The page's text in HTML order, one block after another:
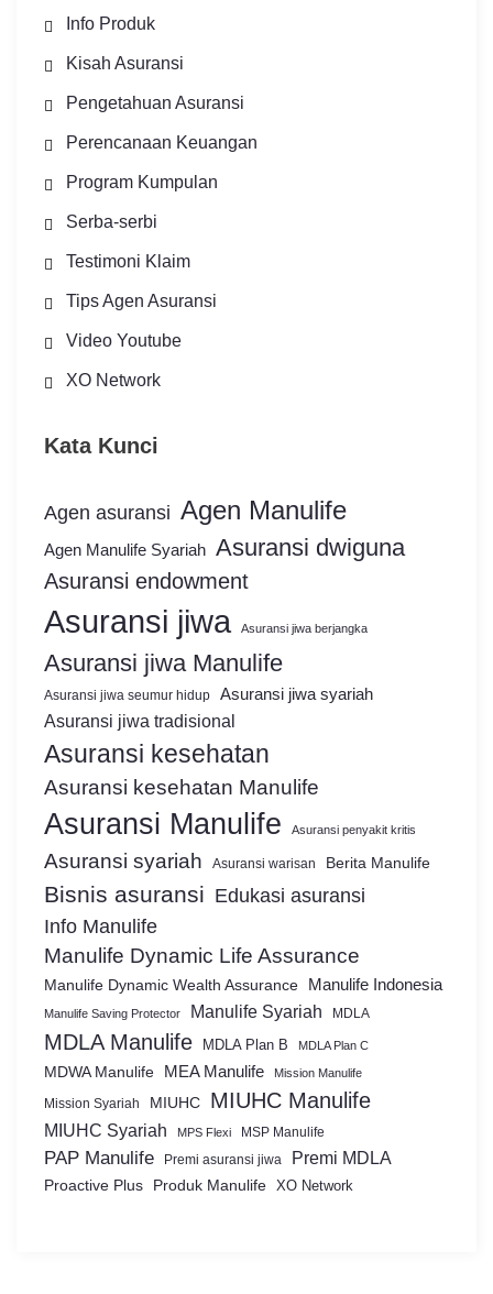
Info Produk
Kisah Asuransi
Pengetahuan Asuransi
Perencanaan Keuangan
Program Kumpulan
Serba-serbi
Testimoni Klaim
Tips Agen Asuransi
Video Youtube
XO Network
Kata Kunci
Agen asuransi Agen Manulife
Agen Manulife Syariah Asuransi dwiguna
Asuransi endowment
Asuransi jiwa Asuransi jiwa berjangka
Asuransi jiwa Manulife
Asuransi jiwa seumur hidup Asuransi jiwa syariah
Asuransi jiwa tradisional
Asuransi kesehatan
Asuransi kesehatan Manulife
Asuransi Manulife Asuransi penyakit kritis
Asuransi syariah Asuransi warisan Berita Manulife
Bisnis asuransi Edukasi asuransi
Info Manulife
Manulife Dynamic Life Assurance
Manulife Dynamic Wealth Assurance Manulife Indonesia
Manulife Saving Protector Manulife Syariah MDLA
MDLA Manulife MDLA Plan B MDLA Plan C
MDWA Manulife MEA Manulife Mission Manulife
Mission Syariah MIUHC MIUHC Manulife
MIUHC Syariah MPS Flexi MSP Manulife
PAP Manulife Premi asuransi jiwa Premi MDLA
Proactive Plus Produk Manulife XO Network